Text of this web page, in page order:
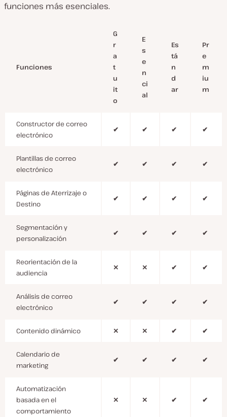
funciones más esenciales.
Funciones
G
r
a
t
u
it
o
E
s
e
n
ci
al
Es
tá
n
d
ar
Pr
e
m
iu
m
Constructor de correo
electrónico
✔ ✔ ✔ ✔
Plantillas de correo
electrónico
✔ ✔ ✔ ✔
Páginas de Aterrizaje o
Destino
✔ ✔ ✔ ✔
Segmentación y
personalización
✔ ✔ ✔ ✔
Reorientación de la
audiencia
✕ ✕ ✔ ✔
Análisis de correo
electrónico
✔ ✔ ✔ ✔
Contenido dinámico ✕ ✕ ✔ ✔
Calendario de
marketing
✔ ✔ ✔ ✔
Automatización
basada en el
comportamiento
✕ ✕ ✔ ✔